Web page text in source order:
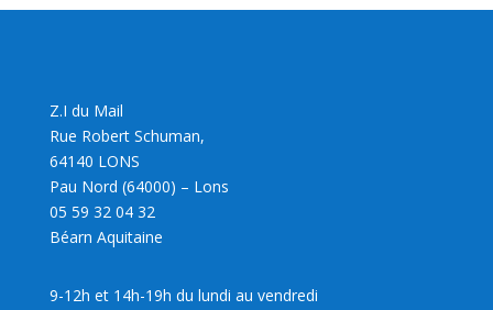
Z.I du Mail
Rue Robert Schuman,
64140 LONS
Pau Nord (64000) – Lons
05 59 32 04 32
Béarn Aquitaine
9-12h et 14h-19h du lundi au vendredi